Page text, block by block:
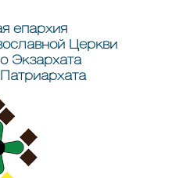
епархия
Церкви
Экзархата